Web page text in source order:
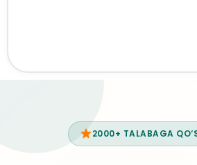
2000+ TALABAGA